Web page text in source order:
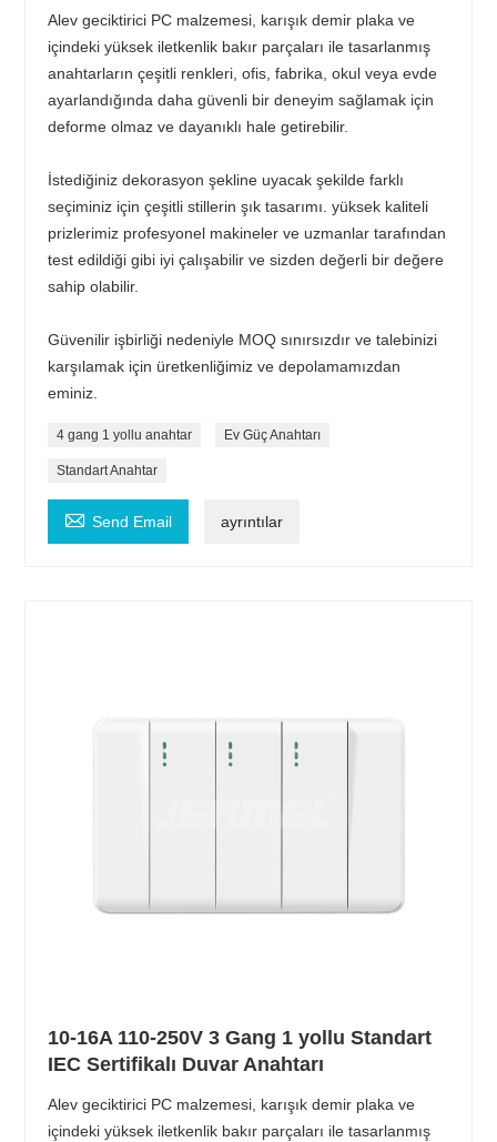
Alev geciktirici PC malzemesi, karışık demir plaka ve
içindeki yüksek iletkenlik bakır parçaları ile tasarlanmış
anahtarların çeşitli renkleri, ofis, fabrika, okul veya evde
ayarlandığında daha güvenli bir deneyim sağlamak için
deforme olmaz ve dayanıklı hale getirebilir.
İstediğiniz dekorasyon şekline uyacak şekilde farklı
seçiminiz için çeşitli stillerin şık tasarımı. yüksek kaliteli
prizlerimiz profesyonel makineler ve uzmanlar tarafından
test edildiği gibi iyi çalışabilir ve sizden değerli bir değere
sahip olabilir.
Güvenilir işbirliği nedeniyle MOQ sınırsızdır ve talebinizi
karşılamak için üretkenliğimiz ve depolamamızdan
eminiz.
4 gang 1 yollu anahtar Ev Güç Anahtarı
Standart Anahtar
 Send Email ayrıntılar
10-16A 110-250V 3 Gang 1 yollu Standart
IEC Sertifikalı Duvar Anahtarı
Alev geciktirici PC malzemesi, karışık demir plaka ve
içindeki yüksek iletkenlik bakır parçaları ile tasarlanmış